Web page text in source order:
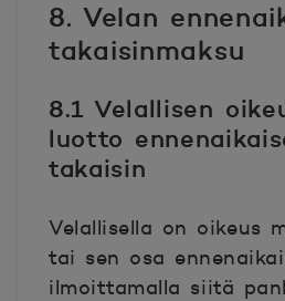
8. Velan
takaisinmaksu
8.1 Velallisen
luotto
takaisin
Velallisella on oikeus
tai sen osa
ilmoittamalla siitä